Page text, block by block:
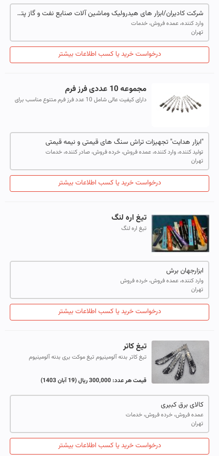
شرکت کادیران/ابزار های هیدرولیک وماشین آلات صنایع نفت و گاز پتروشیمی و سیمان پل سازی
وارد کننده، عمده فروش، خدمات
تهران
درخواست خرید یا کسب اطلاعات بیشتر
مجموعه 10 عددی فرز فرم
دارای کیفیت عالی شامل 10 عدد فرز فرم متنوع مناسب برای
"ابزار هدایت" تجهیزات تراش سنگ های قیمتی و نیمه قیمتی
تولید کننده، وارد کننده، عمده فروش، خرده فروش، صادر کننده، خدمات
تهران
درخواست خرید یا کسب اطلاعات بیشتر
تیغ اره لنگ
تیغ اره لنگ
ابزارجهان برش
وارد کننده، عمده فروش، خرده فروش
تهران
درخواست خرید یا کسب اطلاعات بیشتر
تیغ کاتر
تیغ کاتر بدنه آلومینیوم تیغ موکت بری بدنه آلومینیوم
قیمت هر عدد:300,000 ریال (19 آبان 1403)
کالای برق کبیری
عمده فروش، خرده فروش، خدمات
تهران
درخواست خرید یا کسب اطلاعات بیشتر